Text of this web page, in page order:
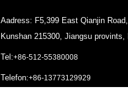
Aadress: F5,399 East Qianjin Road,
Kunshan 215300, Jiangsu provints,
Tel:+86-512-55380008
Telefon:+86-13773129929